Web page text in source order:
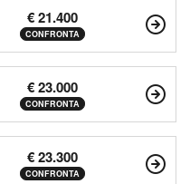
€ 21.400
CONFRONTA
€ 23.000
CONFRONTA
€ 23.300
CONFRONTA